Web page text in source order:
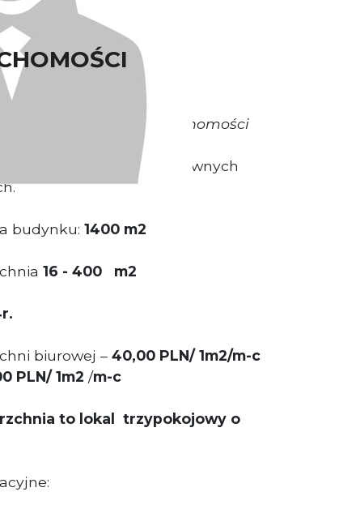
Właściciel nieruchomości
przy jednej z głównych
budynku: 1400 m2
16 - 400 m2
biurowej – 40,00 PLN/ 1m2/m-c
PLN/ 1m2 /m-c
to lokal trzypokojowy o